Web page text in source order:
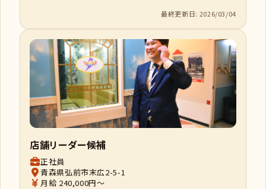
最終更新日: 2026/03/04
店舗リーダー候補
正社員
青森県弘前市末広2-5-1
月給 240,000円～